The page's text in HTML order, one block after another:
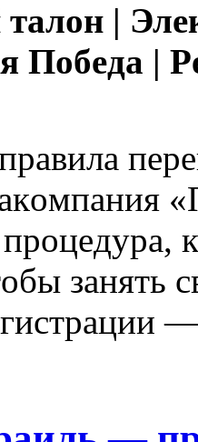
|
Пoбeдa |
зaнять